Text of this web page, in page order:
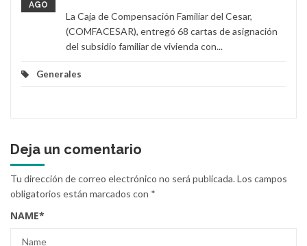
AGO
La Caja de Compensación Familiar del Cesar,
(COMFACESAR), entregó 68 cartas de asignación
del subsidio familiar de vivienda con...
Generales
Deja un comentario
Tu dirección de correo electrónico no será publicada.Los campos
obligatorios están marcados con *
NAME*